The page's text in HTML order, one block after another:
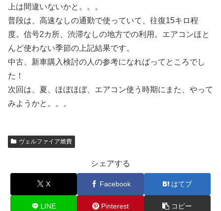
上は間違いないかと。。。
普段は、高速なしの通勤で使っていて、往復15キロ程
度。信号2カ所、渋滞なしの地方での利用。エアコンほと
んど使わない季節の上記結果です。
中古、新車購入検討の人の参考になればってところでし
た！
次回は、夏、ほぼほぼ、エアコン使う時期にまた、やって
みようかと。。。
ヴェルファイア燃費
シェアする
X Facebook はてブ
LINE Pinterest コピー